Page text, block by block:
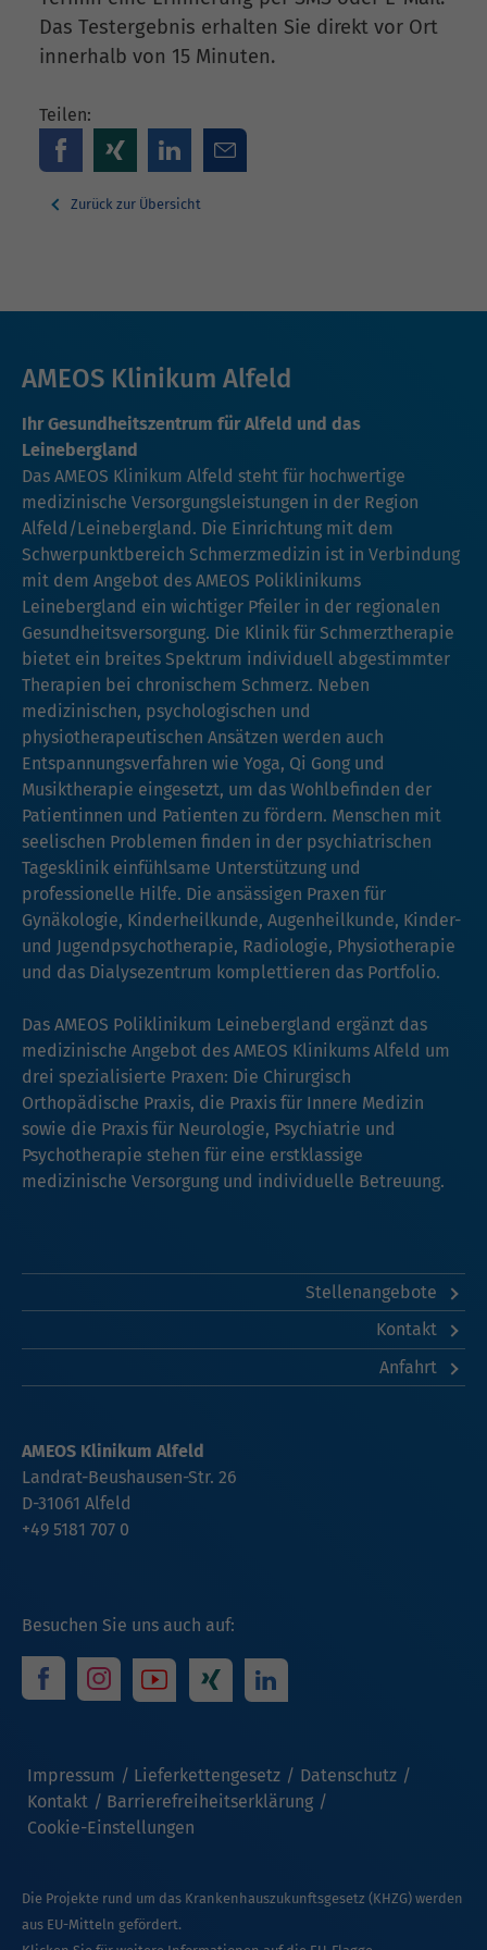
Das Testergebnis erhalten Sie direkt vor Ort
innerhalb von 15 Minuten.
Teilen:
Zurück zur Übersicht
AMEOS Klinikum Alfeld
Ihr Gesundheitszentrum für Alfeld und das
Leinebergland
Das AMEOS Klinikum Alfeld steht für hochwertige
medizinische Versorgungsleistungen in der Region
Alfeld/Leinebergland. Die Einrichtung mit dem
Schwerpunktbereich Schmerzmedizin ist in Verbindung
mit dem Angebot des AMEOS Poliklinikums
Leinebergland ein wichtiger Pfeiler in der regionalen
Gesundheitsversorgung. Die Klinik für Schmerztherapie
bietet ein breites Spektrum individuell abgestimmter
Therapien bei chronischem Schmerz. Neben
medizinischen, psychologischen und
physiotherapeutischen Ansätzen werden auch
Entspannungsverfahren wie Yoga, Qi Gong und
Musiktherapie eingesetzt, um das Wohlbefinden der
Patientinnen und Patienten zu fördern. Menschen mit
seelischen Problemen finden in der psychiatrischen
Tagesklinik einfühlsame Unterstützung und
professionelle Hilfe. Die ansässigen Praxen für
Gynäkologie, Kinderheilkunde, Augenheilkunde, Kinder-
und Jugendpsychotherapie, Radiologie, Physiotherapie
und das Dialysezentrum komplettieren das Portfolio.
Das AMEOS Poliklinikum Leinebergland ergänzt das
medizinische Angebot des AMEOS Klinikums Alfeld um
drei spezialisierte Praxen: Die Chirurgisch
Orthopädische Praxis, die Praxis für Innere Medizin
sowie die Praxis für Neurologie, Psychiatrie und
Psychotherapie stehen für eine erstklassige
medizinische Versorgung und individuelle Betreuung.
Stellenangebote
Kontakt
Anfahrt
Besuchen Sie uns auch auf:
Impressum Lieferkettengesetz
Datenschutz
Kontakt
Barrierefreiheitserklärung
Cookie-Einstellungen
AMEOS Klinikum Alfeld
Landrat-Beushausen-Str. 26
D-31061 Alfeld
+49 5181 707 0
Die Projekte rund um das Krankenhauszukunftsgesetz (KHZG) werden
aus EU-Mitteln gefördert.